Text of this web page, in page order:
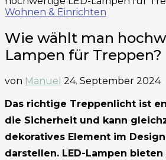
Wohnen & Einrichten
Wie wählt man
Lampen für Treppen?
von Manuel 24. September 2024
Das richtige Treppenlicht ist
die Sicherheit und kann
dekoratives Element im
darstellen. LED-Lampen